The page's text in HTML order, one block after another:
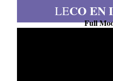
LECO EN
Full